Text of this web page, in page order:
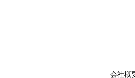
会社概